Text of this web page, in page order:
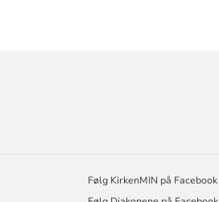
Følg KirkenMIN på Facebook